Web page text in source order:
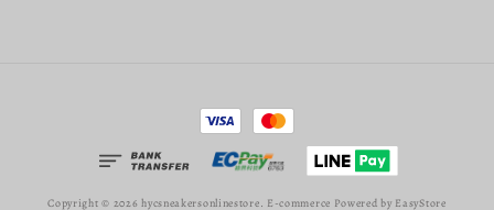
Copyright © 2026 hycsneakersonlinestore. E-commerce Powered by EasyStore